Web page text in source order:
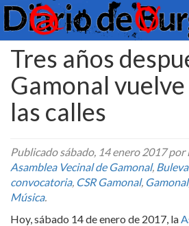
Tres años
Gamonal
las calles
Publicadosábado, 14 enero 2017por
Asamblea Vecinal de Gamonal,
convocatoria, CSR Gamonal, Gamonal
Música.
Hoy, sábado 14 de enero de 2017, la